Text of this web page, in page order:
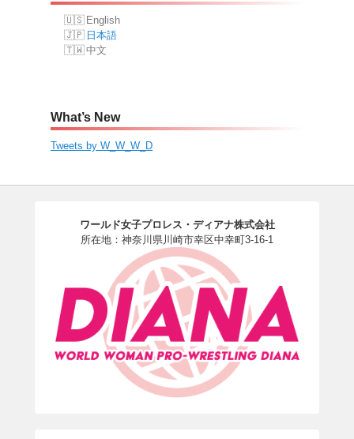
English
日本語
中文
What’s New
Tweets by W_W_W_D
ワールド女子プロレス・ディアナ株式会社
所在地：神奈川県川崎市幸区中幸町3-16-1